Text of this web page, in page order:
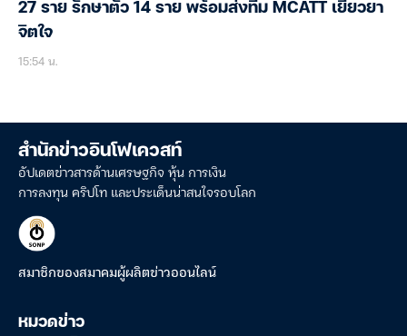
27 ราย รักษาตัว 14 ราย พร้อมส่งทีม MCATT เยียวยา
จิตใจ
15:54 น.
สำนักข่าวอินโฟเควสท์
อัปเดตข่าวสารด้านเศรษฐกิจ หุ้น การเงิน
การลงทุน คริปโท และประเด็นน่าสนใจรอบโลก
สมาชิกของสมาคมผู้ผลิตข่าวออนไลน์
หมวดข่าว